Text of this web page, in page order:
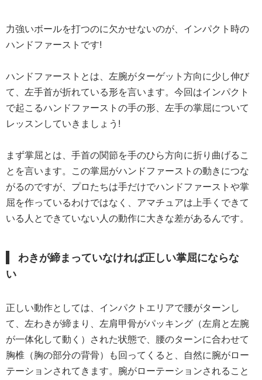
力強いボールを打つのに欠かせないのが、インパクト時の
ハンドファーストです!
ハンドファーストとは、左腕がターゲット方向に少し伸び
て、左手首が折れている形を言います。今回はインパクト
で起こるハンドファーストの手の形、左手の掌屈について
レッスンしていきましょう!
まず掌屈とは、手首の関節を手のひら方向に折り曲げるこ
とを言います。この掌屈がハンドファーストの動きにつな
がるのですが、プロたちは手だけでハンドファーストや掌
屈を作っているわけではなく、アマチュアは上手くできて
いる人とできていない人の動作に大きな差があるんです。
わきが締まっていなければ正しい掌屈にならな
い
正しい動作としては、インパクトエリアで腰がターンし
て、左わきが締まり、左肩甲骨がパッキング（左肩と左腕
が一体化して動く）された状態で、腰のターンに合わせて
胸椎（胸の部分の背骨）も回ってくると、自然に腕がロー
テーションされてきます。腕がローテーションされること